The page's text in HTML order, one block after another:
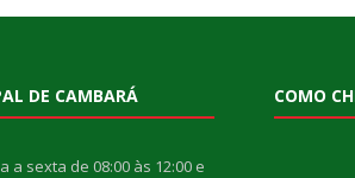
DE CAMBARÁ
sexta de 08:00 às 12:00 e
COMO